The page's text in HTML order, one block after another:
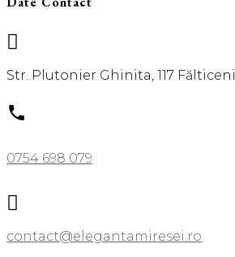

Str. Plutonier Ghinita, 117 Fălticeni

0754 698 079

contact@elegantamiresei.ro